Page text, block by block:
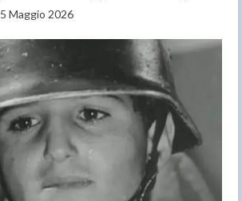
5 Maggio 2026